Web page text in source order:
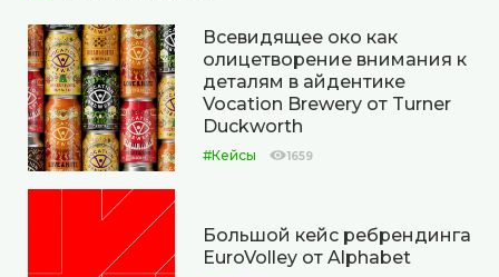
Всевидящее око как
олицетворение внимания к
деталям в айдентике
Vocation Brewery от Turner
Duckworth
#Кейсы 1659
Большой кейс ребрендинга
EuroVolley от Alphabet